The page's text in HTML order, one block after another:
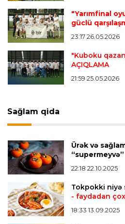
"Qalatasaray" Leaunun
tapdı
Offside 23:04 06.08.2026
Çimərlik voleybolu üzrə ölkə
finalçılar müəyyənləşdi
Konfrans liqası
"Qarabağ" "Dinamo"ya
Bütün xəbərlər >>>
"Yarımfinal
güclü
23:17 26.05.2026
"Kuboku
AÇIQLAMA
21:59 25.05.2026
Sağlam qida
Ürək və
“supermeyvə”
22:18 22.10.2025
Tokpokki niyə
- faydadan
18:33 13.09.2025